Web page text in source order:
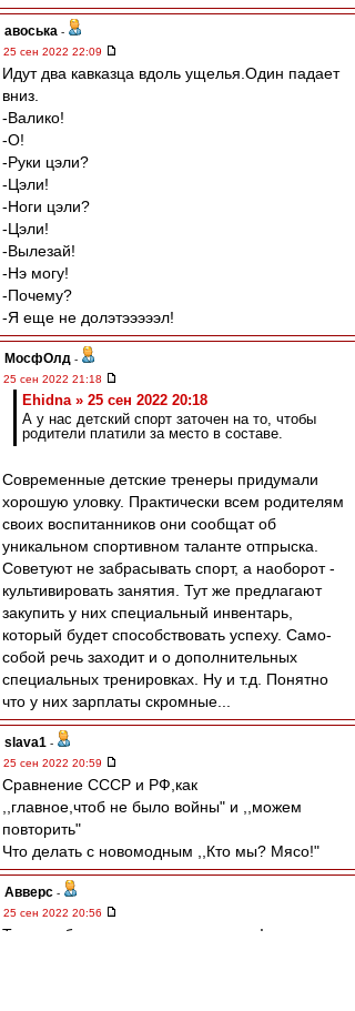
авоська -
25 сен 2022 22:09
Идут два кавказца вдоль ущелья.Один падает
вниз.
-Валико!
-О!
-Руки цэли?
-Цэли!
-Ноги цэли?
-Цэли!
-Вылезай!
-Нэ могу!
-Почему?
-Я еще не долэтэээээл!
МосфОлд -
25 сен 2022 21:18
Ehidna » 25 сен 2022 20:18
А у нас детский спорт заточен на то, чтобы
родители платили за место в составе.
Современные детские тренеры придумали
хорошую уловку. Практически всем родителям
своих воспитанников они сообщат об
уникальном спортивном таланте отпрыска.
Советуют не забрасывать спорт, а наоборот -
культивировать занятия. Тут же предлагают
закупить у них специальный инвентарь,
который будет способствовать успеху. Само-
собой речь заходит и о дополнительных
специальных тренировках. Ну и т.д. Понятно
что у них зарплаты скромные...
slava1 -
25 сен 2022 20:59
Cравнение СССР и РФ,как
,,главное,чтоб не было войны" и ,,можем
повторить"
Что делать с новомодным ,,Кто мы? Мясо!"
Авверс -
25 сен 2022 20:56
Тучки небесные, вечные странники!